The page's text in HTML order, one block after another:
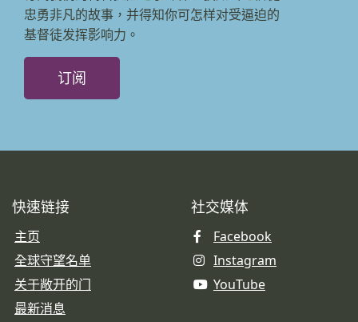
忠勇非凡的故事，并得知你可怎样对受逼迫的
基督徒发挥影响力。
订阅
快速链接
主页
全球守望名单
关于敞开的门
最新消息
社交媒体
Facebook
Instagram
YouTube